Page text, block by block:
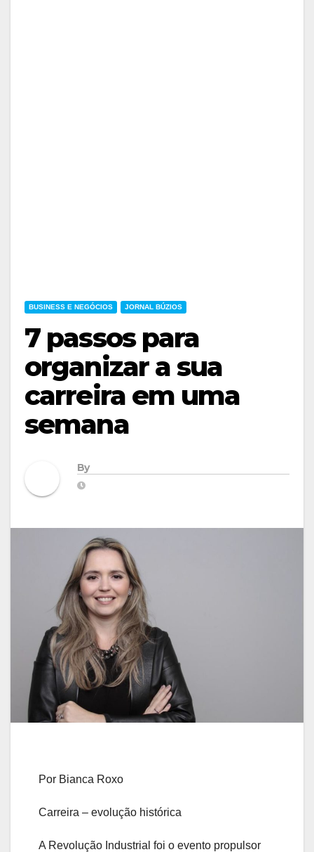
BUSINESS E NEGÓCIOS JORNAL BÚZIOS
7 passos para
organizar a sua
carreira em uma
semana
By
Por Bianca Roxo
Carreira – evolução histórica
A Revolução Industrial foi o evento propulsor